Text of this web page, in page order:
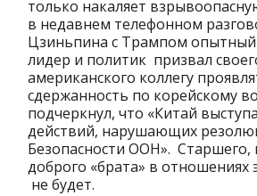
только накаляет
в недавнем телефонном
Цзиньпина с Трампом опытный
лидер и политик призвал
американского коллегу
сдержанность по корейскому
подчеркнул, что «Китай
действий, нарушающих
Безопасности ООН». Старшего,
доброго «брата» в отношениях
не будет.